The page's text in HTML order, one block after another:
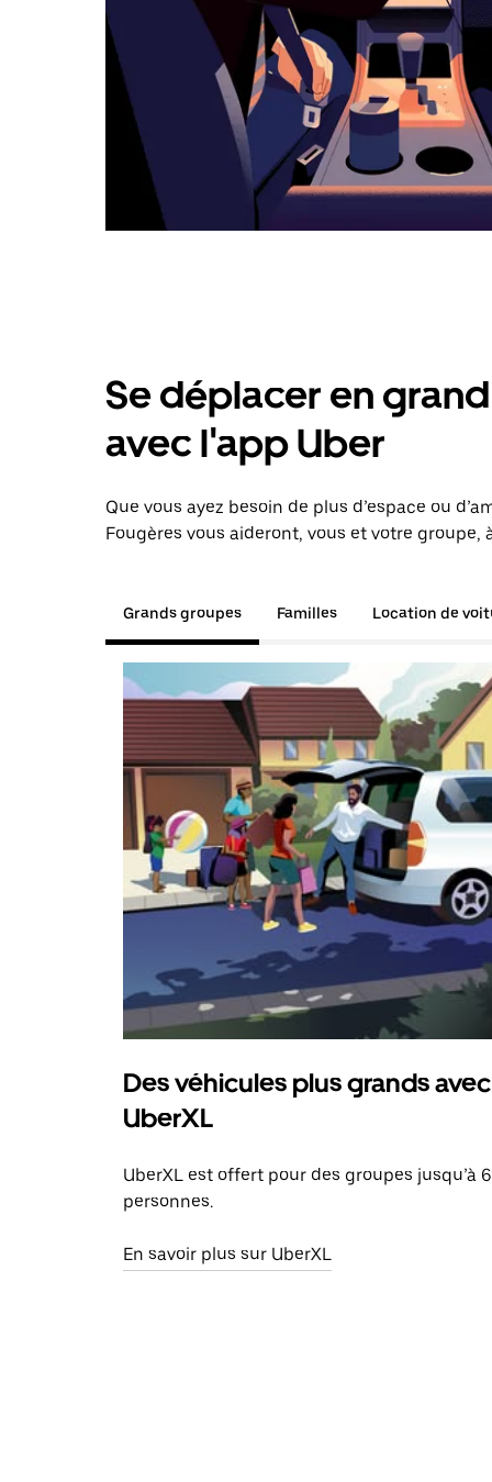
Se déplacer en
avec l'app Uber
Que vous ayez besoin de plus d’espace ou
Fougères vous aideront, vous et votre groupe,
Grands groupes Familles Location de
Des véhicules plus grands avec
UberXL
UberXL est offert pour des groupes jusqu’à 6
personnes.
En savoir plus sur UberXL